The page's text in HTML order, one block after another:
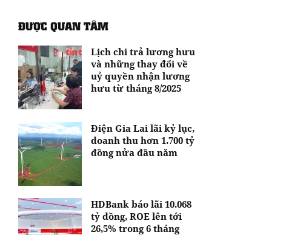
ĐƯỢC QUAN TÂM
Lịch chi trả lương hưu
và những thay đổi về
uỷ quyền nhận lương
hưu từ tháng 8/2025
Điện Gia Lai lãi kỷ lục,
doanh thu hơn 1.700 tỷ
đồng nửa đầu năm
HDBank báo lãi 10.068
tỷ đồng, ROE lên tới
26,5% trong 6 tháng